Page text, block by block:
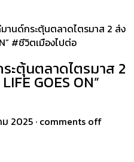
านด์กระตุ้นตลาดไตรมาส 2 ส่ง
#ชีวิตเมืองไปต่อ
ตุ้นตลาดไตรมาส 2
GOES ON”
2025 · comments off